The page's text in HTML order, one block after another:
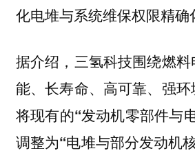
化电堆与系统维保权限精确
据介绍，三氢科技围绕燃
能、长寿命、高可靠、强环
将现有的“发动机零部件与
调整为“电堆与部分发动机